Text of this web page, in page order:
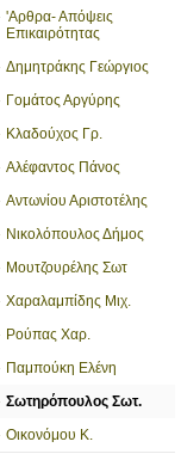
'Αρθρα- Απόψεις
Επικαιρότητας
Δημητράκης Γεώργιος
Γομάτος Αργύρης
Κλαδούχος Γρ.
Αλέφαντος Πάνος
Αντωνίου Αριστοτέλης
Νικολόπουλος Δήμος
Μουτζουρέλης Σωτ
Χαραλαμπίδης Μιχ.
Ρούπας Χαρ.
Παμπούκη Ελένη
Σωτηρόπουλος Σωτ.
Οικονόμου Κ.